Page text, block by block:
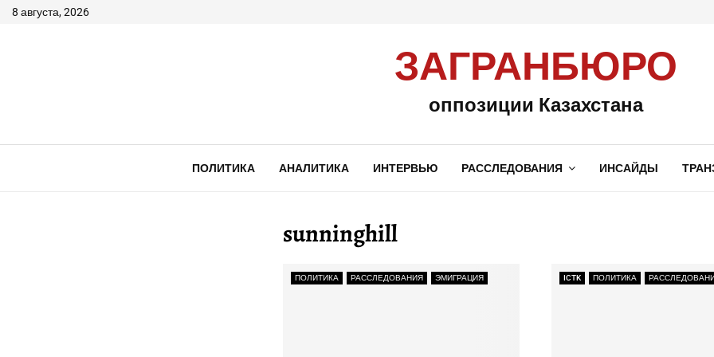
8 августа, 2026
ЗАГРАНБЮРО
оппозиции Казахстана
ПОЛИТИКА АНАЛИТИКА ИНТЕРВЬЮ РАССЛЕДОВАНИЯ ИНСАЙДЫ
sunninghill
ПОЛИТИКА РАССЛЕДОВАНИЯ ЭМИГРАЦИЯ ICTK ПОЛИТИКА